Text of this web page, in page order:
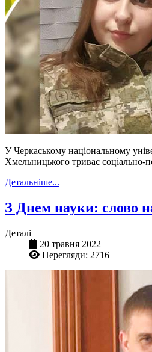
У Черкаському національному
Хмельницького триває соціально-
Детальніше...
З Днем науки: слово
Деталі
20 травня 2022
Перегляди: 2716